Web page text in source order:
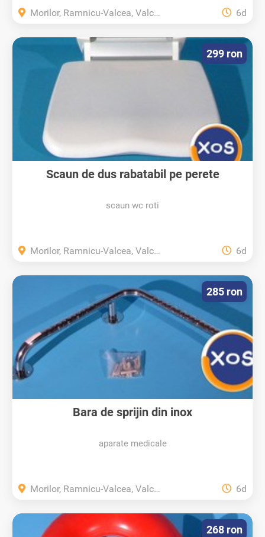
Morilor, Ramnicu-Valcea, Valcea 6d
Scaun de dus rabatabil pe perete
scaun wc roti
299 ron
Morilor, Ramnicu-Valcea, Valcea 6d
Bara de sprijin din inox
aparate medicale
285 ron
Morilor, Ramnicu-Valcea, Valcea 6d
268 ron